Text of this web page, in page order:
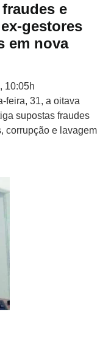
e
gestores
em nova
10:05h
feira, 31, a oitava
supostas fraudes
corrupção e lavagem